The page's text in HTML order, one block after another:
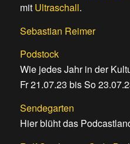
mit Ultraschall.
Sebastian Reimer
Podstock
Wie jedes Jahr in der
Fr 21.07.23 bis So
Sendegarten
Hier blüht das